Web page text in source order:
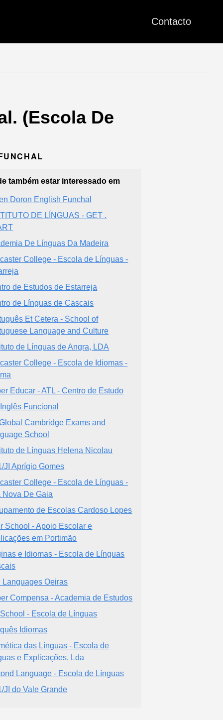
Contacto
(Escola De
também estar interessado em
Doron English Funchal
DE LÍNGUAS - GET .
De Línguas Da Madeira
College - Escola de Línguas -
de Estudos de Estarreja
de Línguas de Cascais
Et Cetera - School of
Language and Culture
de Línguas de Angra, LDA
College - Escola de Idiomas -
Educar - ATL - Centro de Estudo
Funcional
Cambridge Exams and
School
de Línguas Helena Nicolau
JI Aprígio Gomes
College - Escola de Línguas -
Nova De Gaia
de Escolas Cardoso Lopes
School - Apoio Escolar e
em Portimão
e Idiomas - Escola de Línguas
Languages Oeiras
Compensa - Academia de Estudos
- Escola de Línguas
Idiomas
das Línguas - Escola de
e Explicações, Lda
Language - Escola de Línguas
JI do Vale Grande